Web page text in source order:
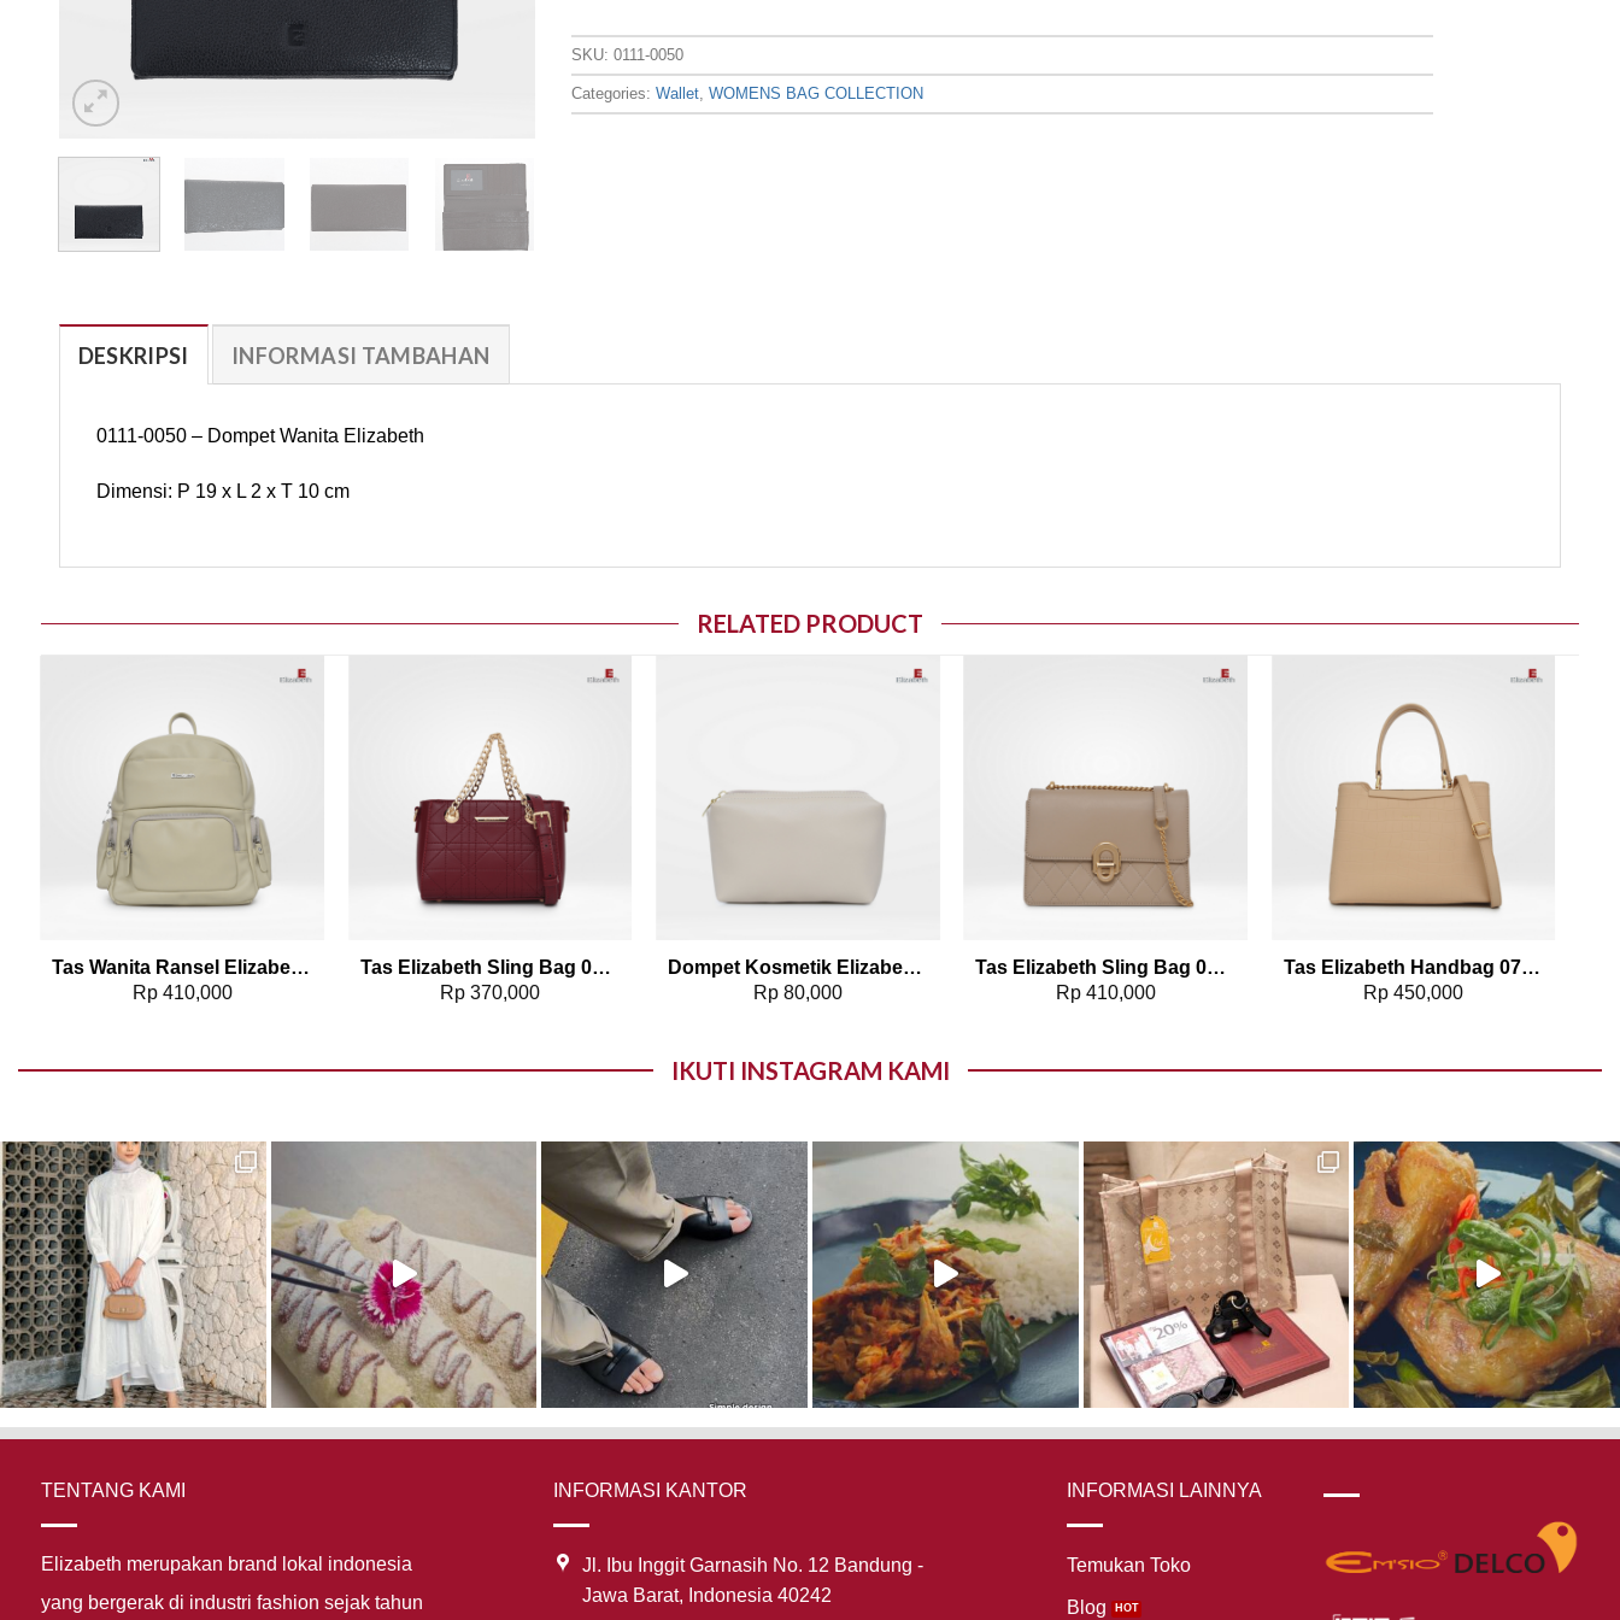
SKU:0111-0050
Categories:Wallet ,WOMENS BAG COLLECTION
DESKRIPSI INFORMASI TAMBAHAN
0111-0050 – Dompet Wanita Elizabeth
Dimensi: P 19 x L 2 x T 10 cm
RELATED PRODUCT
Tas Wanita Ransel Elizabeth Backpack 0055-5093
Rp410,000
Tas Elizabeth Sling Bag 0706-0604
Rp 370,000
Dompet Kosmetik Elizabeth Pouch 0029-0702
Rp80,000
Tas Elizabeth Sling Bag 0798-1412
Rp410,000
Add to wishlist
Tas Elizabeth Handbag 0798-1591
Rp 450,000
IKUTI INSTAGRAM KAMI
TENTANG KAMI
Elizabeth merupakan brand lokal indonesia
yang bergerak di industri fashion sejak tahun
INFORMASI KANTOR
Jl. Ibu Inggit Garnasih No. 12 Bandung -
Jawa Barat, Indonesia 40242
INFORMASI LAINNYA
Temukan Toko
Blog